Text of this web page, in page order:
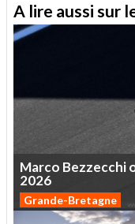
A lire aussi sur
Marco Bezzecchi
2026
Grande-Bretagne